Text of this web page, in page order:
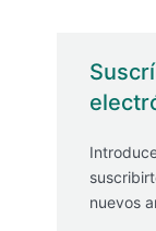
nuevos